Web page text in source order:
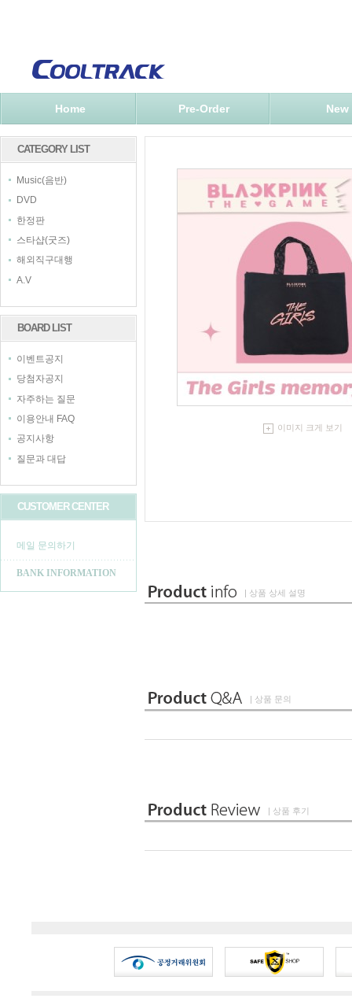
Home Pre-Order New
CATEGORY LIST
Music(음반)
DVD
한정판
스타샵(굿즈)
해외직구대행
A.V
BOARD LIST
이벤트공지
당첨자공지
자주하는 질문
이용안내 FAQ
공지사항
질문과 대답
CUSTOMER CENTER
메일 문의하기
BANK INFORMATION
이미지 크게 보기
| 상품 상세 설명
| 상품 문의
| 상품 후기